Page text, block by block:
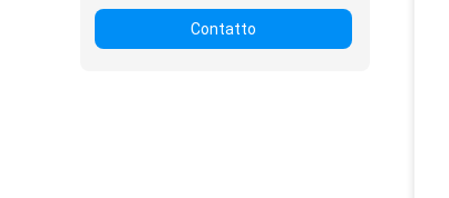
Contatto